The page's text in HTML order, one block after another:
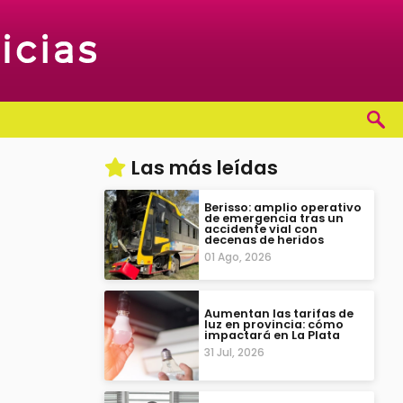
Las más leídas
Berisso: amplio operativo
de emergencia tras un
accidente vial con
decenas de heridos
01 Ago, 2026
Aumentan las tarifas de
luz en provincia: cómo
impactará en La Plata
31 Jul, 2026